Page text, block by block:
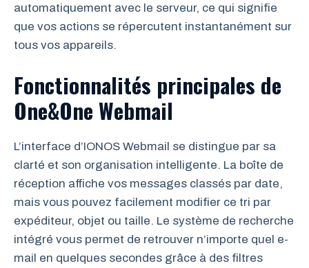
automatiquement avec le serveur, ce qui signifie
que vos actions se répercutent instantanément sur
tous vos appareils.
Fonctionnalités principales de
One&One Webmail
L’interface d’IONOS Webmail se distingue par sa
clarté et son organisation intelligente. La boîte de
réception affiche vos messages classés par date,
mais vous pouvez facilement modifier ce tri par
expéditeur, objet ou taille. Le système de recherche
intégré vous permet de retrouver n’importe quel e-
mail en quelques secondes grâce à des filtres